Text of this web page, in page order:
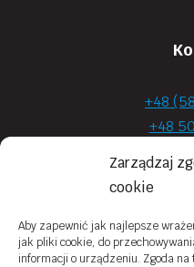
Zarządzaj
cookie
Aby zapewnić jak najlepsze
jak pliki cookie, do
informacji o urządzeniu. Zgoda
+48
+48
+48
Moje